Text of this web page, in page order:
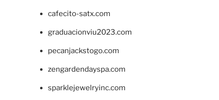
cafecito-satx.com
graduacionviu2023.com
pecanjackstogo.com
zengardendayspa.com
sparklejewelryinc.com